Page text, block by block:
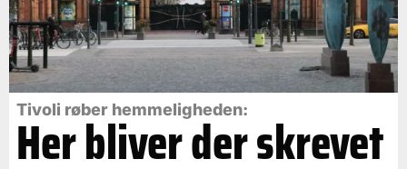
Tivoli røber hemmeligheden:
Her bliver der skrevet